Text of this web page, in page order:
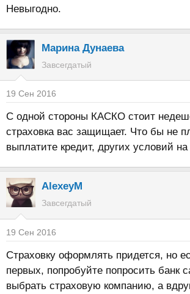
Невыгодно.
Марина Дунаева
Завсегдатый
19 Сен 2016
С одной стороны КАСКО стоит
страховка вас защищает. Что бы не
выплатите кредит, других условий на
AlexeyM
Завсегдатый
19 Сен 2016
Страховку оформлять придется, но
первых, попробуйте попросить банк
выбрать страховую компанию, а